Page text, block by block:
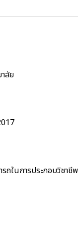
ลัย
ถในการประกอบวิชาชี